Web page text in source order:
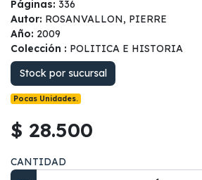
Páginas: 336
Autor: ROSANVALLON, PIERRE
Año: 2009
Colección : POLITICA E HISTORIA
Stock por sucursal
Pocas Unidades.
$ 28.500
CANTIDAD